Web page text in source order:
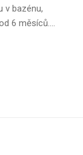
v bazénu,
6 měsíců....